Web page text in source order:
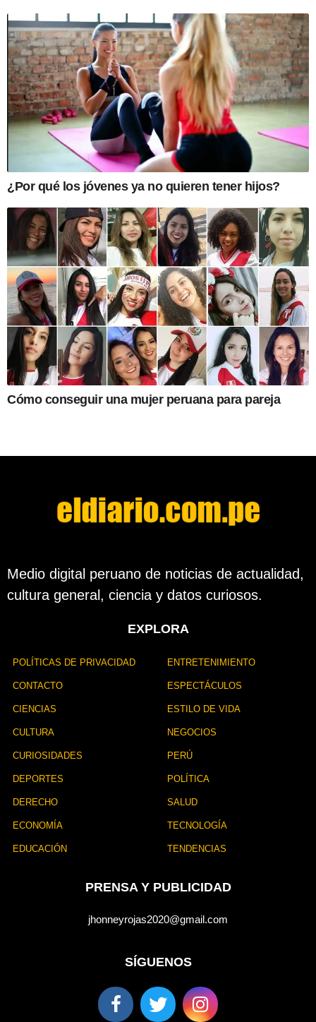
¿Por qué los jóvenes ya no quieren tener hijos?
Cómo conseguir una mujer peruana para pareja
Medio digital peruano de noticias de actualidad,
cultura general, ciencia y datos curiosos.
EXPLORA
POLÍTICAS DE PRIVACIDAD
CONTACTO
CIENCIAS
CULTURA
CURIOSIDADES
DEPORTES
DERECHO
ECONOMÍA
EDUCACIÓN
ENTRETENIMIENTO
ESPECTÁCULOS
ESTILO DE VIDA
NEGOCIOS
PERÚ
POLÍTICA
SALUD
TECNOLOGÍA
TENDENCIAS
PRENSA Y PUBLICIDAD
jhonneyrojas2020@gmail.com
SÍGUENOS